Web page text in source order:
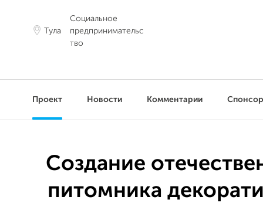
Тула
Социальное
предпринимательс
тво
Проект Новости Комментарии
Создание
питомника